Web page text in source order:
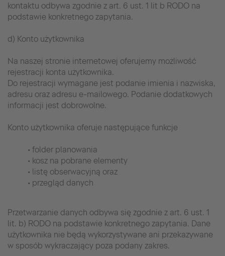
kontaktu odbywa zgodnie z art. 6 ust. 1 lit b RODO na
podstawie konkretnego zapytania.
d) Konto użytkownika
Na naszej stronie internetowej oferujemy możliwość
rejestracji konta użytkownika.
Do rejestracji wymagane jest podanie imienia i nazwiska,
adresu oraz adresu e-mailowego. Podanie dodatkowych
informacji jest dobrowolne.
Konto użytkownika oferuje następujące funkcje
• folder planowania
• kosz na pobrane elementy
• listę obserwacyjną oraz
• przegląd danych
Przetwarzanie danych odbywa się zgodnie z art. 6 ust. 1
lit. b) RODO na podstawie konkretnego zapytania. Dane
użytkownika nie będą wykorzystywane ani przekazywane
w sposób wykraczający poza podany zakres.